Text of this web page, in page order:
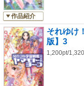
作品紹介
それゆけ
版】3
1,200pt/